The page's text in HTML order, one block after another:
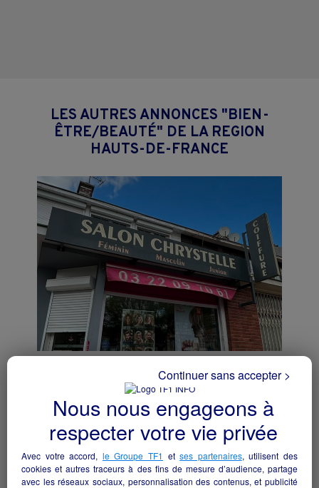
LES AUTRES ANNONCES "BIEN-
ÊTRE/BEAUTÉ" DE LA REGION
HAUTS-DE-FRANCE
Salon de Coiffure Mixte à reprendre dans la
SOMME (80)
Bien-être/beauté particulier
Nous nous engageons à
respecter votre vie privée
Avec votre accord, le Groupe TF1 etses partenaires, utilisent des
cookies et autres traceurs à des fins de mesure d’audience, partage
avec les réseaux sociaux, personnalisation des contenus, et publicité
Continuer sans accepter >